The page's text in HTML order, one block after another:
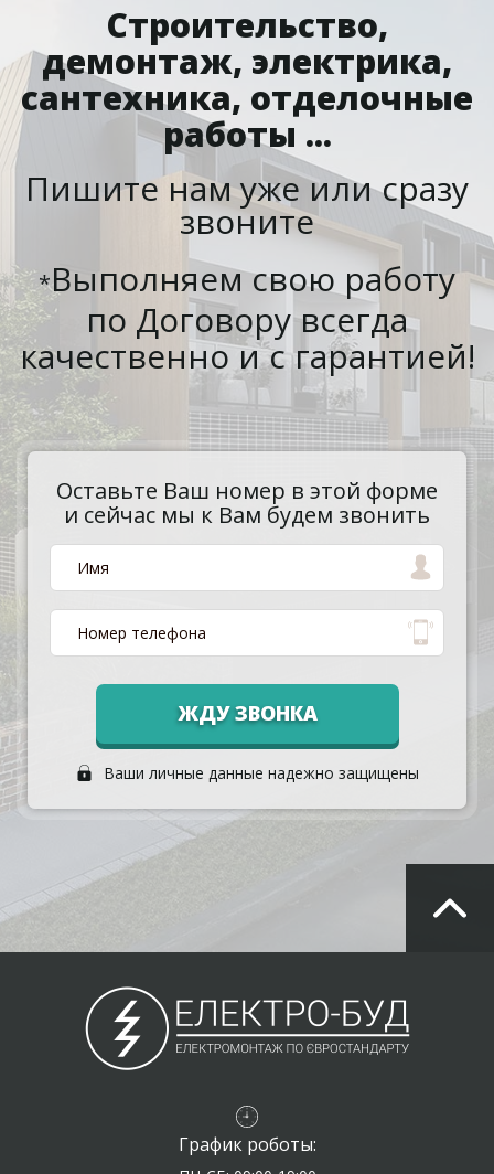
Строительство,
демонтаж, электрика,
сантехника, отделочные
работы ...
Пишите нам уже или сразу
звоните
*Выполняем свою работу
по Договору всегда
качественно и с гарантией!
Оставьте Ваш номер в этой форме
и сейчас мы к Вам будем звонить
ЖДУ ЗВОНКА
Ваши личные данные надежно защищены
График роботы: